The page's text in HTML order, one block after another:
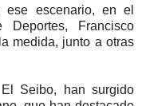
escenario, en el
Francisco
medida, junto a otras
Seibo, han surgido